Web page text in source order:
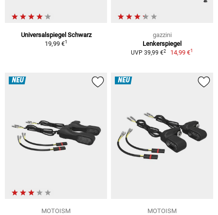
Universalspiegel Schwarz
19,99 €1
gazzini
Lenkerspiegel
UVP 39,99 €2 14,99 €1
NEU
MOTOISM
NEU
MOTOISM